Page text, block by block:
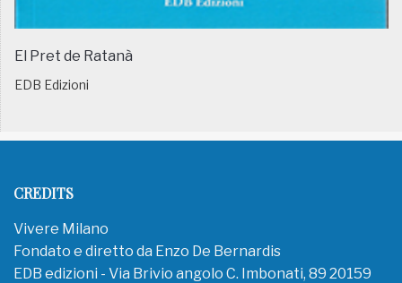
El Pret de Ratanà
EDB Edizioni
CREDITS
Vivere Milano
Fondato e diretto da Enzo De Bernardis
EDB edizioni - Via Brivio angolo C. Imbonati, 89 20159